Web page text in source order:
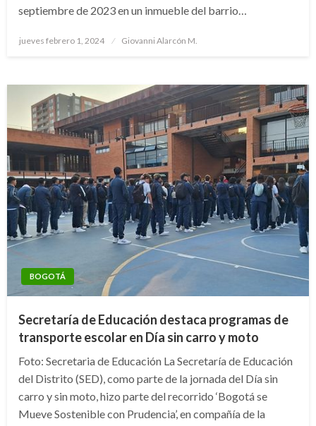
septiembre de 2023 en un inmueble del barrio…
Publicado
jueves febrero 1, 2024 Giovanni Alarcón M.
BOGOTÁ
Secretaría de Educación destaca programas de
transporte escolar en Día sin carro y moto
Foto: Secretaria de Educación La Secretaría de Educación
del Distrito (SED), como parte de la jornada del Día sin
carro y sin moto, hizo parte del recorrido ‘Bogotá se
Mueve Sostenible con Prudencia’, en compañía de la